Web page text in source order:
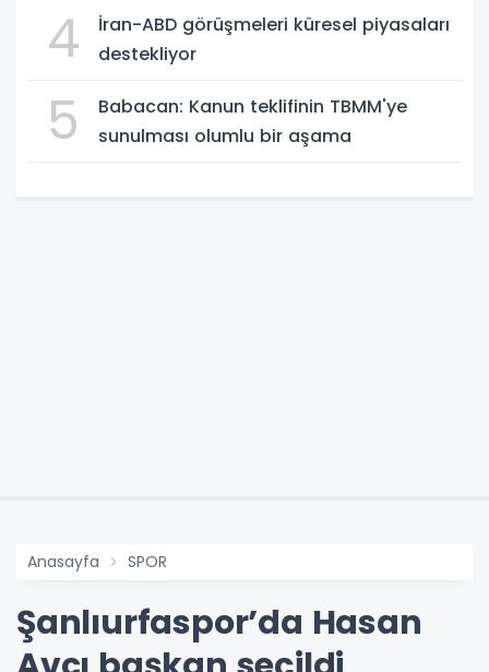
4
İran-ABD görüşmeleri küresel piyasaları
destekliyor
5
Babacan: Kanun teklifinin TBMM'ye
sunulması olumlu bir aşama
Anasayfa SPOR
Şanlıurfaspor’da Hasan